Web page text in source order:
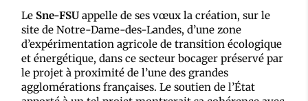
Le Sne-FSU appelle de ses vœux la création, sur le
site de Notre-Dame-des-Landes, d’une zone
d’expérimentation agricole de transition écologique
et énergétique, dans ce secteur bocager préservé par
le projet à proximité de l’une des grandes
agglomérations françaises. Le soutien de l’État